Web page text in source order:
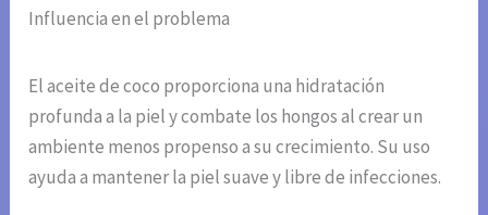
Influencia en el problema
El aceite de coco proporciona una hidratación
profunda a la piel y combate los hongos al crear un
ambiente menos propenso a su crecimiento. Su uso
ayuda a mantener la piel suave y libre de infecciones.